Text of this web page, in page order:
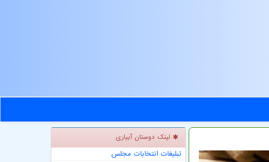
لینک دوستان آبیاری
تبلیغات انتخابات مجلس